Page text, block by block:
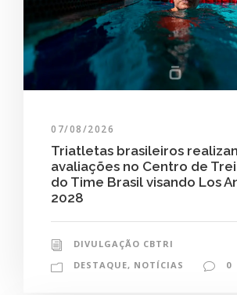
07/08/2026
Triatletas brasileiros
avaliações no Centro de
do Time Brasil visando Los
2028
DIVULGAÇÃO CBTRI
DESTAQUE, NOTÍCIAS 0